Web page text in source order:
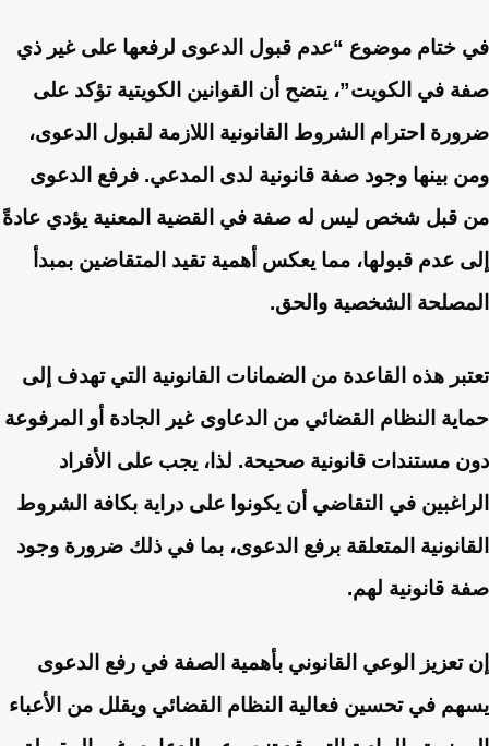
في ختام موضوع “عدم قبول الدعوى لرفعها على غير ذي
صفة في الكويت”، يتضح أن القوانين الكويتية تؤكد على
ضرورة احترام الشروط القانونية اللازمة لقبول الدعوى،
ومن بينها وجود صفة قانونية لدى المدعي. فرفع الدعوى
من قبل شخص ليس له صفة في القضية المعنية يؤدي عادةً
إلى عدم قبولها، مما يعكس أهمية تقيد المتقاضين بمبدأ
المصلحة الشخصية والحق.
تعتبر هذه القاعدة من الضمانات القانونية التي تهدف إلى
حماية النظام القضائي من الدعاوى غير الجادة أو المرفوعة
دون مستندات قانونية صحيحة. لذا، يجب على الأفراد
الراغبين في التقاضي أن يكونوا على دراية بكافة الشروط
القانونية المتعلقة برفع الدعوى، بما في ذلك ضرورة وجود
صفة قانونية لهم.
إن تعزيز الوعي القانوني بأهمية الصفة في رفع الدعوى
يسهم في تحسين فعالية النظام القضائي ويقلل من الأعباء